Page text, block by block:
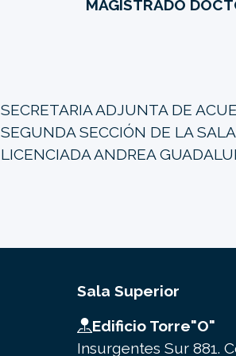
MAGISTRADO
SECRETARIA ADJUNTA DE
SEGUNDA SECCIÓN DE LA
LICENCIADA ANDREA
Sala Superior
Edificio Torre"O"
Insurgentes Sur 881.